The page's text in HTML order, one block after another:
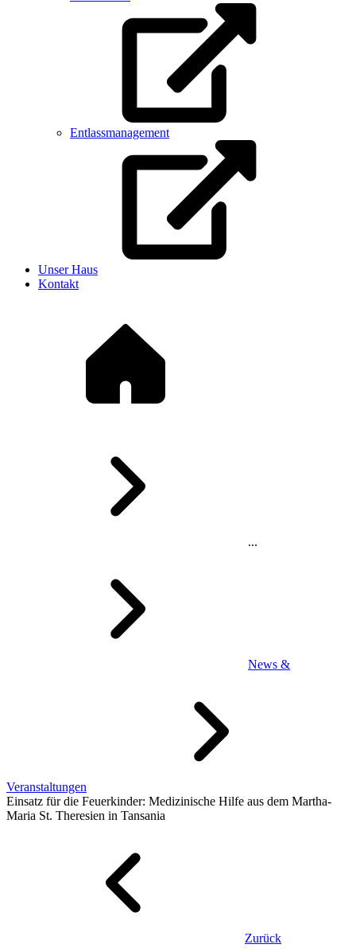
Entlassmanagement
Unser Haus
Kontakt
...
News &
Veranstaltungen
Einsatz für die Feuerkinder: Medizinische Hilfe aus dem Martha-
Maria St. Theresien in Tansania
Zurück